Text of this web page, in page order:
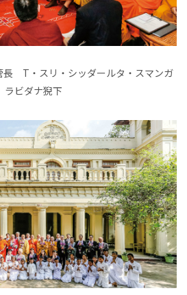
長 T・スリ・シッダールタ・スマンガ
ラビダナ猊下